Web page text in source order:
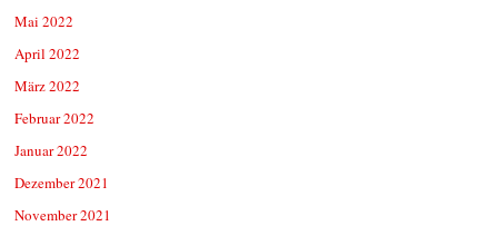
Mai 2022
April 2022
März 2022
Februar 2022
Januar 2022
Dezember 2021
November 2021